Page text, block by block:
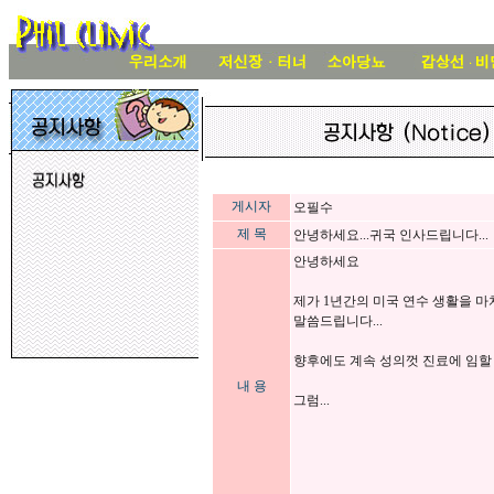
게시자
오필수
제 목
안녕하세요...귀국 인사드립니다...
내 용
안녕하세요
제가 1년간의 미국 연수 생활을 마
말씀드립니다...
향후에도 계속 성의껏 진료에 임
그럼...